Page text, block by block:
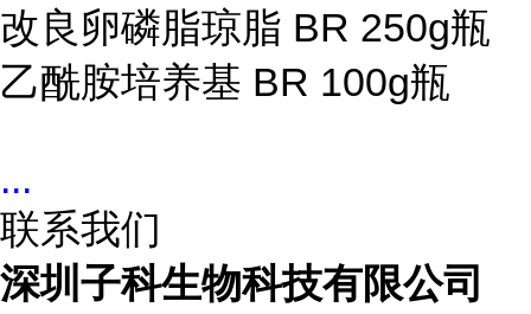
改良卵磷脂琼脂 BR 250g瓶
乙酰胺培养基 BR 100g瓶
...
联系我们
深圳子科生物科技有限公司